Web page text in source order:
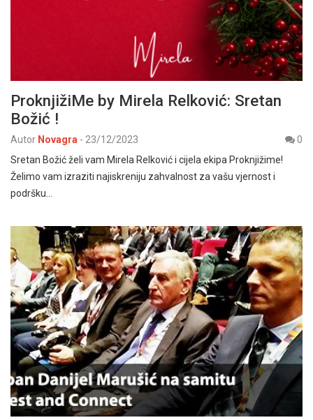
ProknjižiMe by Mirela Relković: Sretan
Božić !
Autor Novagra - 23/12/2023
0
Sretan Božić želi vam Mirela Relković i cijela ekipa Proknjižime!
Želimo vam izraziti najiskreniju zahvalnost za vašu vjernost i
podršku…